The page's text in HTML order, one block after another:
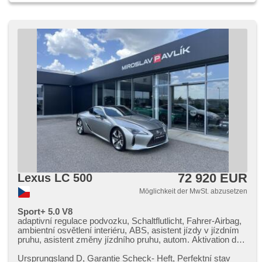
Lexus LC 500 72 920 EUR
Möglichkeit der MwSt. abzusetzen
Sport+ 5.0 V8
adaptivní regulace podvozku, Schaltflutlicht, Fahrer-Airbag,
ambientní osvětlení interiéru, ABS, asistent jízdy v jízdním
pruhu, asistent změny jízdního pruhu, autom. Aktivation der
einstellbares Lenkrad, automatické přepínání dálkových
Ursprungsland D,​ Garantie Scheck​- Heft,​ Perfektní stav